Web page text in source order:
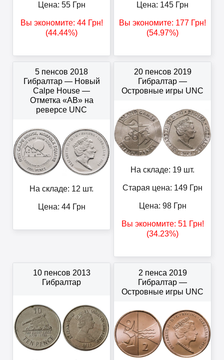
Цена: 55Грн
Вы экономите: 44Грн!
(44.44%)
Цена: 145 Грн
Вы экономите: 177 Грн!
(54.97%)
5 пенсов 2018
Гибралтар — Новый
Calpe House —
Отметка «AB» на
реверсе UNC
На складе: 12 шт.
Цена: 44Грн
20 пенсов 2019
Гибралтар —
Островные игры UNC
На складе: 19 шт.
Старая цена: 149 Грн
Цена: 98Грн
Вы экономите: 51 Грн!
(34.23%)
10 пенсов 2013
Гибралтар
2 пенса 2019
Гибралтар —
Островные игры UNC